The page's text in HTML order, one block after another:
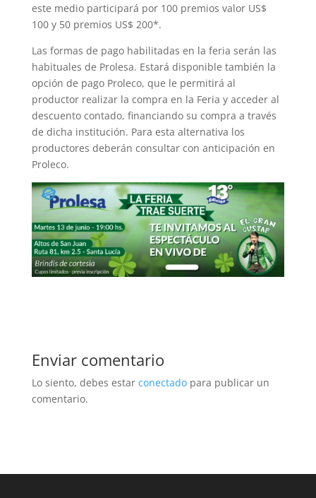
este medio participará por 100 premios valor US$
100 y 50 premios US$ 200*.
Las formas de pago habilitadas en la feria serán las
habituales de Prolesa. Estará disponible también la
opción de pago Proleco, que le permitirá al
productor realizar la compra en la Feria y acceder al
descuento contado, financiando su compra a través
de dicha institución. Para esta alternativa los
productores deberán consultar con anticipación en
Proleco.
Enviar comentario
Lo siento, debes estar conectadopara publicar un
comentario.